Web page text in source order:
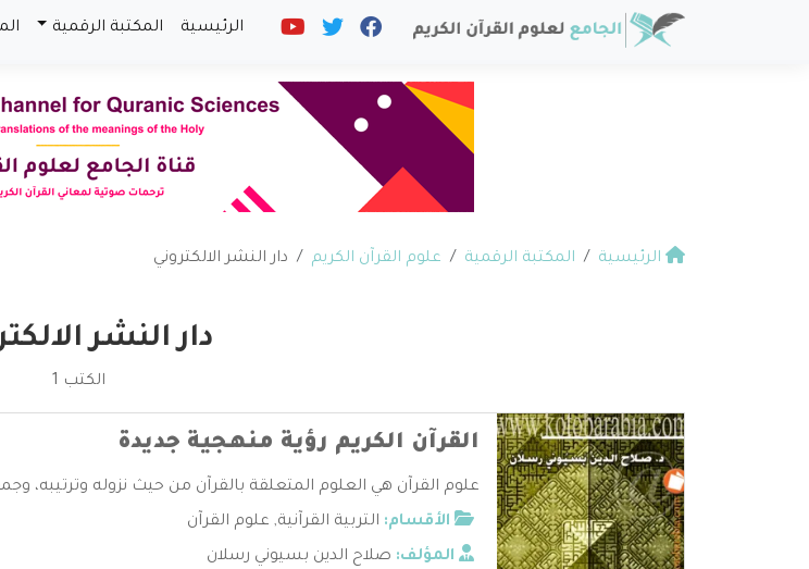
الرئيسية المكتبة الرقمية
الرئيسية المكتبة الرقمية علوم القرآن الكريم دار النشر الالكتروني
دار النشر
الكتب 1
القرآن الكريم رؤية منهجية جديدة
علوم القرآن هي العلوم المتعلقة بالقرآن من حيث نزوله وترتيبه،
الأقسام: التربية القرآنية, علوم القرآن
المؤلف: صلاح الدين بسيوني رسلان